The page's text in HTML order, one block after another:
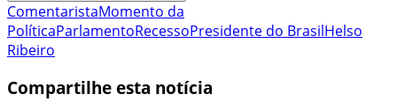
ComentaristaMomento da
PolíticaParlamentoRecessoPresidente do BrasilHelso
Ribeiro
Compartilhe esta notícia